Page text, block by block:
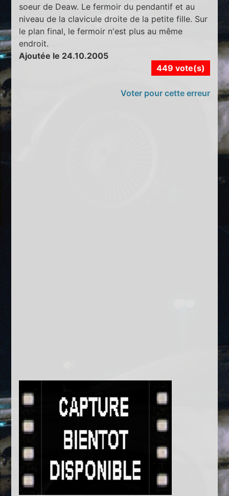
soeur de Deaw. Le fermoir du pendantif et au
niveau de la clavicule droite de la petite fille. Sur
le plan final, le fermoir n'est plus au même
endroit.
Ajoutée le 24.10.2005
449 vote(s)
Voter pour cette erreur